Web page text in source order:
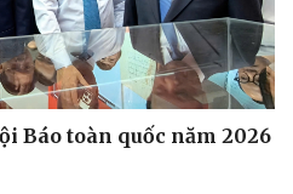
Câu chuyện thời sự
Báo toàn quốc năm 2026